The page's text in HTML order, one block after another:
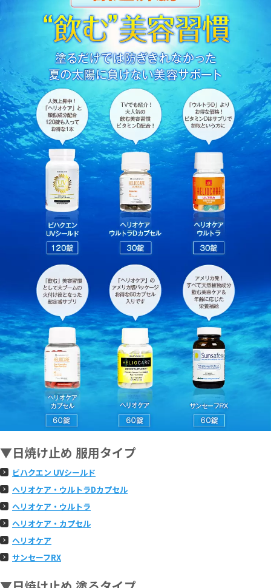
▼日焼け止め 服用タイプ
ビハクエン UVシールド
ヘリオケア・ウルトラDカプセル
ヘリオケア・ウルトラ
ヘリオケア・カプセル
ヘリオケア
サンセーフRX